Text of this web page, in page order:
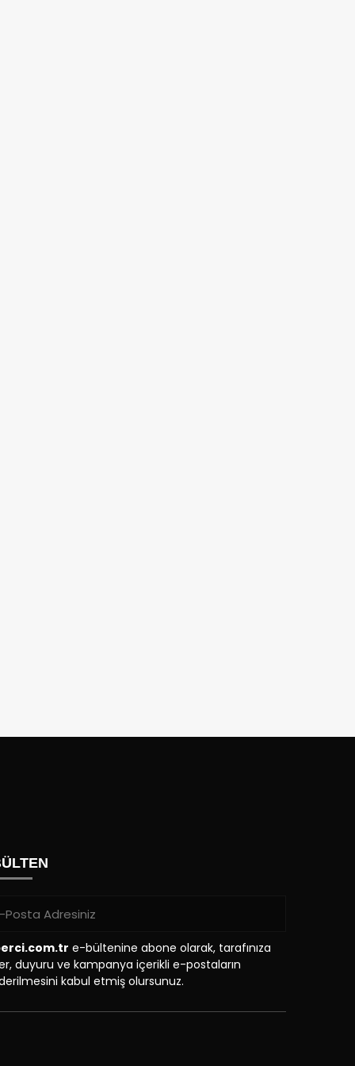
e-bültenine abone olarak, tarafınıza
duyuru ve kampanya içerikli e-postaların
kabul etmiş olursunuz.